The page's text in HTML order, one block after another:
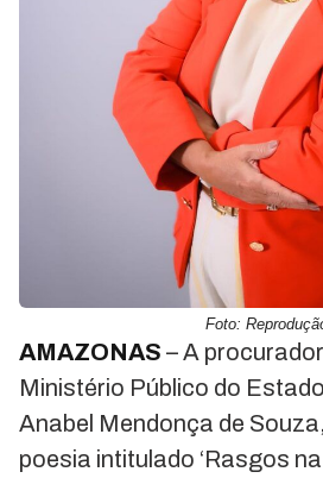
Foto:
AMAZONAS – A
Ministério Público do
Anabel Mendonça de
poesia intitulado ‘Rasgos na